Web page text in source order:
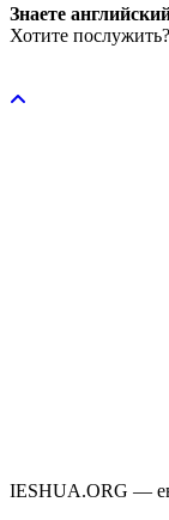
Знаете
Хотите послужить?
IESHUA.ORG —